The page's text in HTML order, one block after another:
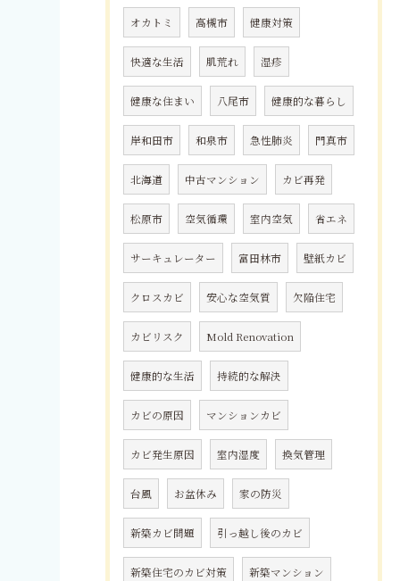
オカトミ 高槻市 健康対策
快適な生活 肌荒れ 湿疹
健康な住まい 八尾市 健康的な暮らし
岸和田市 和泉市 急性肺炎 門真市
北海道 中古マンション カビ再発
松原市 空気循環 室内空気 省エネ
サーキュレーター 富田林市 壁紙カビ
クロスカビ 安心な空気質 欠陥住宅
カビリスク Mold Renovation
健康的な生活 持続的な解決
カビの原因 マンションカビ
カビ発生原因 室内湿度 換気管理
台風 お盆休み 家の防災
新築カビ問題 引っ越し後のカビ
新築住宅のカビ対策 新築マンション